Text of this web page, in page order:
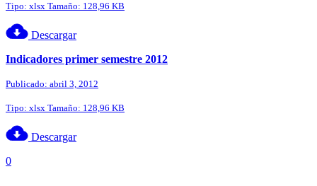
Tipo: xlsx Tamaño: 128,96 KB
Descargar
Indicadores primer semestre 2012
Publicado: abril 3, 2012
Tipo: xlsx Tamaño: 128,96 KB
Descargar
0